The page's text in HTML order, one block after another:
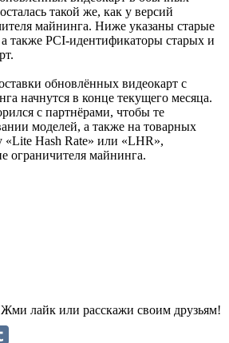
такой же, как у версий
майнинга. Ниже указаны старые
также PCI-идентификаторы старых и
обновлённых видеокарт с
начнутся в конце текущего месяца.
с партнёрами, чтобы те
моделей, а также на товарных
«Lite Hash Rate» или «LHR»,
ограничителя майнинга.
Жми лайк или расскажи своим друзьям!